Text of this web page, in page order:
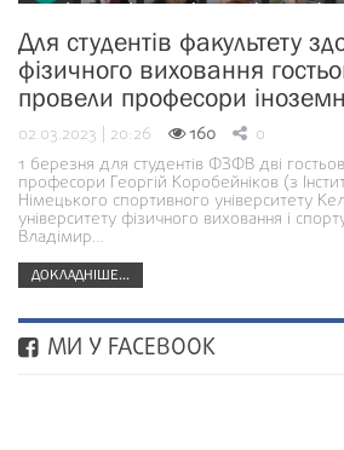
Для студентів факультету
фізичного виховання
провели професори
02.03.2023 | 20:26 160 0
1 березня для студентів ФЗФВ дві
професори Георгій Коробейніков (з
Німецького спортивного університету
університету фізичного виховання і
Владімир…
ДОКЛАДНІШЕ...
МИ У FACEBOOK